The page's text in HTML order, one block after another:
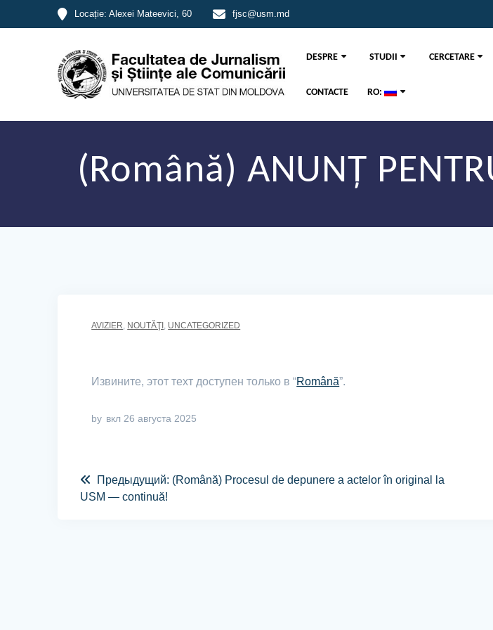
Locație: Alexei Mateevici, 60 fjsc@usm.md
DESPRE STUDII CERCETARE
CONTACTE RO:
(Română) ANUNȚ
AVIZIER NOUTĂŢI UNCATEGORIZED
Извините, этот техт доступен только в “Română”.
by вкл 26 августа 2025
Предыдущий: (Română) Procesul de depunere a actelor în original la
USM — continuă!